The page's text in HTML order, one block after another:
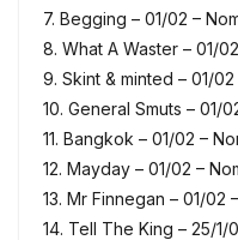
7. Begging – 01/02 –
8. What A Waster – 01/
9. Skint & minted – 01/
10. General Smuts – 01/
11. Bangkok – 01/02 –
12. Mayday – 01/02 –
13. Mr Finnegan – 01/02
14. Tell The King – 25/1/